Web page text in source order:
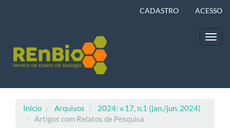
Barra
Lateral
CADASTRO ACESSO
Início Arquivos
2024: v.17, n.1 (jan./jun. 2024)
Artigos com Relatos de Pesquisa